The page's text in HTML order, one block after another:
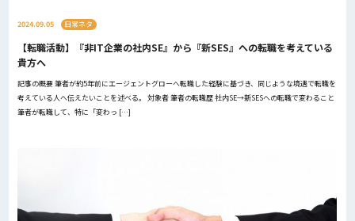
2024.09.05 日常ネタ
【転職活動】『非IT企業の社内SE』から『新SES』への転職を考えている
貴方へ
記事の概要 筆者が約5年前にエージェントグローへ転職した経験に基づき、同じような境遇で転職を
考えている人へ伝えたいことを述べる。 対象者 筆者の転職歴 社内SE→新SESへの転職で変わること
筆者が転職して、特に「変わっ […]